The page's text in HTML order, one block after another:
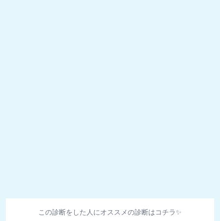
この診断をした人にオススメの診断はコチラ✨